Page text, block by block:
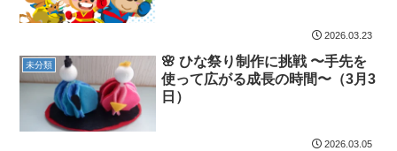
2026.03.23
未分類
🌸 ひな祭り制作に挑戦 〜手先を
使って広がる成長の時間〜（3月3
日）
2026.03.05